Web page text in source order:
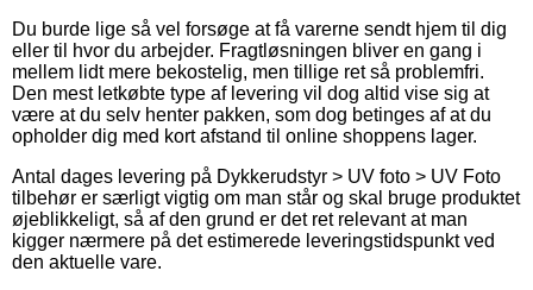
Du burde lige så vel forsøge at få varerne sendt hjem til dig
eller til hvor du arbejder. Fragtløsningen bliver en gang i
mellem lidt mere bekostelig, men tillige ret så problemfri.
Den mest letkøbte type af levering vil dog altid vise sig at
være at du selv henter pakken, som dog betinges af at du
opholder dig med kort afstand til online shoppens lager.
Antal dages levering på Dykkerudstyr > UV foto > UV Foto
tilbehør er særligt vigtig om man står og skal bruge produktet
øjeblikkeligt, så af den grund er det ret relevant at man
kigger nærmere på det estimerede leveringstidspunkt ved
den aktuelle vare.